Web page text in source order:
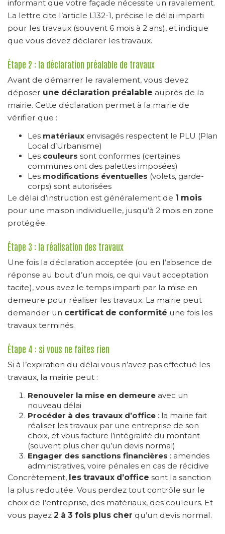
informant que votre façade nécessite un ravalement.
La lettre cite l’article L132-1, précise le délai imparti
pour les travaux (souvent 6 mois à 2 ans), et indique
que vous devez déclarer les travaux.
Étape 2 : la déclaration préalable de travaux
Avant de démarrer le ravalement, vous devez
déposer une déclaration préalable auprès de la
mairie. Cette déclaration permet à la mairie de
vérifier que :
Les matériaux envisagés respectent le PLU (Plan
Local d’Urbanisme)
Les couleurs sont conformes (certaines
communes ont des palettes imposées)
Les modifications éventuelles (volets, garde-
corps) sont autorisées
Le délai d’instruction est généralement de 1 mois
pour une maison individuelle, jusqu’à 2 mois en zone
protégée.
Étape 3 : la réalisation des travaux
Une fois la déclaration acceptée (ou en l’absence de
réponse au bout d’un mois, ce qui vaut acceptation
tacite), vous avez le temps imparti par la mise en
demeure pour réaliser les travaux. La mairie peut
demander un certificat de conformité une fois les
travaux terminés.
Étape 4 : si vous ne faites rien
Si à l’expiration du délai vous n’avez pas effectué les
travaux, la mairie peut :
Renouveler la mise en demeure avec un
nouveau délai
Procéder à des travaux d’office : la mairie fait
réaliser les travaux par une entreprise de son
choix, et vous facture l’intégralité du montant
(souvent plus cher qu’un devis normal)
Engager des sanctions financières : amendes
administratives, voire pénales en cas de récidive
Concrètement, les travaux d’office sont la sanction
la plus redoutée. Vous perdez tout contrôle sur le
choix de l’entreprise, des matériaux, des couleurs. Et
vous payez 2 à 3 fois plus cher qu’un devis normal.